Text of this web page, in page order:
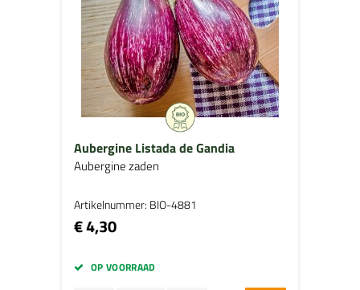
Aubergine Listada de Gandia
Aubergine zaden
Artikelnummer: BIO-4881
€ 4,30
OP VOORRAAD